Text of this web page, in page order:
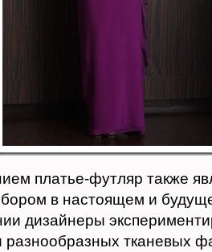
платье-футляр также
в настоящем и
дизайнеры
тканевых